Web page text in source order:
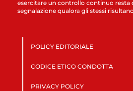
esercitare un controllo continuo resta
segnalazione qualora gli stessi
POLICY EDITORIALE
CODICE ETICO CONDOTTA
PRIVACY POLICY